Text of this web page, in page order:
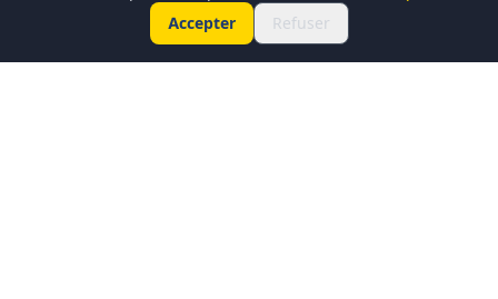
Accepter
Refuser